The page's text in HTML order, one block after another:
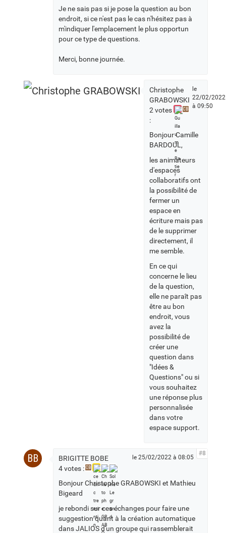
Je ne sais pas si je pose la question au bon
endroit, si ce n'est pas le cas n'hésitez pas à
m'indiquer l'emplacement le plus opportun
pour ce type de questions.
Merci, bonne journée.
Christophe
GRABOWSKI
2 votes
:
CB
le
22/02/2022
à 09:50
Bonjour Camille
BARDOUL,
les animateurs
d'espaces
collaboratifs ont
la possibilité de
fermer un
espace en
écriture mais pas
de le supprimer
directement, il
me semble.
En ce qui
concerne le lieu
de la question,
elle ne paraît pas
être au bon
endroit, vous
avez la
possibilité de
créer une
question dans
"Idées &
Questions" ou si
vous souhaitez
une réponse plus
personnalisée
dans votre
espace support.
BB
BRIGITTE BOBE
4 votes : CB
le 25/02/2022 à 08:05
#8
Bonjour Christophe GRABOWSKI et Mathieu
Bigeard
je rebondi sur ces échanges pour faire une
suggestion quant à la création automatique
dans JALIOS d'un groupe qui rassemblerait